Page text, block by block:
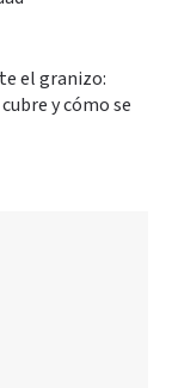
el granizo:
y cómo se